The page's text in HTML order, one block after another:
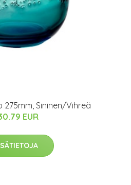
275mm, Sininen/Vihreä
EUR